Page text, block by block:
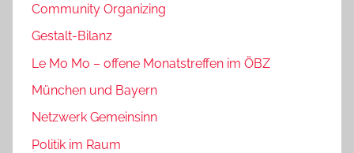
Community Organizing
Gestalt-Bilanz
Le Mo Mo – offene Monatstreffen im ÖBZ
München und Bayern
Netzwerk Gemeinsinn
Politik im Raum